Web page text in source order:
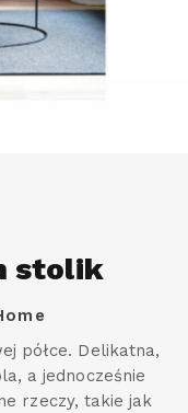
stolik
półce. Delikatna,
a jednocześnie
rzeczy, takie jak